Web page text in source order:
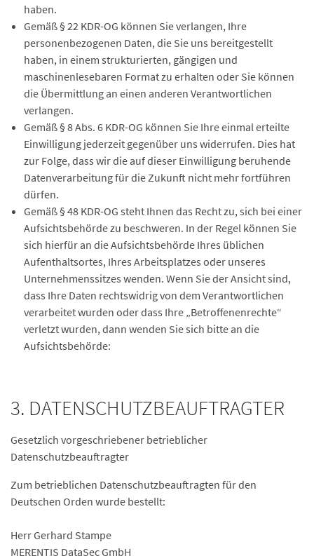
haben.
Gemäß § 22 KDR-OG können Sie verlangen, Ihre
personenbezogenen Daten, die Sie uns bereitgestellt
haben, in einem strukturierten, gängigen und
maschinenlesebaren Format zu erhalten oder Sie können
die Übermittlung an einen anderen Verantwortlichen
verlangen.
Gemäß § 8 Abs. 6 KDR-OG können Sie Ihre einmal erteilte
Einwilligung jederzeit gegenüber uns widerrufen. Dies hat
zur Folge, dass wir die auf dieser Einwilligung beruhende
Datenverarbeitung für die Zukunft nicht mehr fortführen
dürfen.
Gemäß § 48 KDR-OG steht Ihnen das Recht zu, sich bei einer
Aufsichtsbehörde zu beschweren. In der Regel können Sie
sich hierfür an die Aufsichtsbehörde Ihres üblichen
Aufenthaltsortes, Ihres Arbeitsplatzes oder unseres
Unternehmenssitzes wenden. Wenn Sie der Ansicht sind,
dass Ihre Daten rechtswidrig von dem Verantwortlichen
verarbeitet wurden oder dass Ihre „Betroffenenrechte“
verletzt wurden, dann wenden Sie sich bitte an die
Aufsichtsbehörde:
3. DATENSCHUTZBEAUFTRAGTER
Gesetzlich vorgeschriebener betrieblicher
Datenschutzbeauftragter
Zum betrieblichen Datenschutzbeauftragten für den
Deutschen Orden wurde bestellt:
Herr Gerhard Stampe
MERENTIS DataSec GmbH